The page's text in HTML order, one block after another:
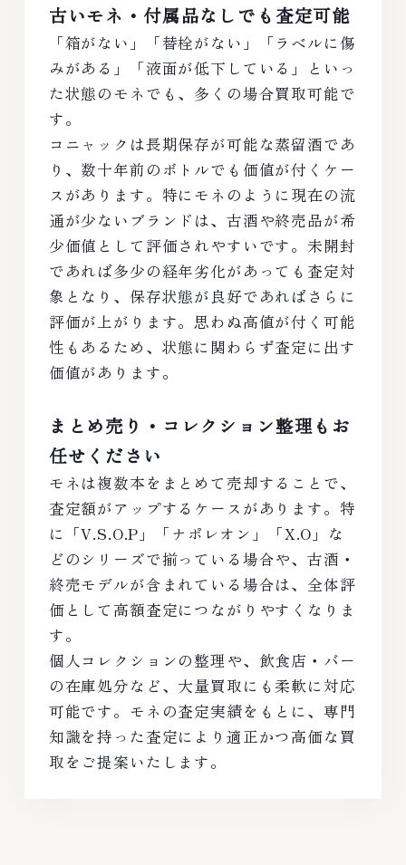
古いモネ・付属品なしでも査定可能
「箱がない」「替栓がない」「ラベルに傷
みがある」「液面が低下している」といっ
た状態のモネでも、多くの場合買取可能で
す。
コニャックは長期保存が可能な蒸留酒であ
り、数十年前のボトルでも価値が付くケー
スがあります。特にモネのように現在の流
通が少ないブランドは、古酒や終売品が希
少価値として評価されやすいです。未開封
であれば多少の経年劣化があっても査定対
象となり、保存状態が良好であればさらに
評価が上がります。思わぬ高値が付く可能
性もあるため、状態に関わらず査定に出す
価値があります。
まとめ売り・コレクション整理もお
任せください
モネは複数本をまとめて売却することで、
査定額がアップするケースがあります。特
に「V.S.O.P」「ナポレオン」「X.O」な
どのシリーズで揃っている場合や、古酒・
終売モデルが含まれている場合は、全体評
価として高額査定につながりやすくなりま
す。
個人コレクションの整理や、飲食店・バー
の在庫処分など、大量買取にも柔軟に対応
可能です。モネの査定実績をもとに、専門
知識を持った査定により適正かつ高価な買
取をご提案いたします。